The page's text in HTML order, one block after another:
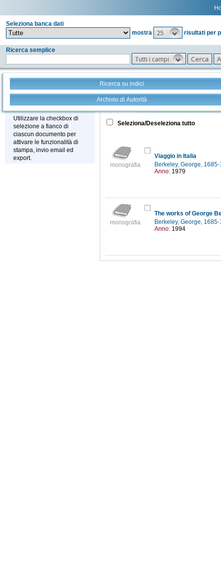
Seleziona banca dati
mostra
25 risultati per
Ricerca semplice
Tutti i campi
Ricerca su indici
Archivio di Autorità
Stampa - Email - Export
Utilizzare la checkbox di
selezione a fianco di
ciascun documento per
attivare le funzionalità di
stampa, invio email ed
export.
Tutto +
Seleziona/Deseleziona tutto
monografia
Viaggio in Italia
Berkeley, George,
Anno: 1979
monografia
The works of George
Berkeley, George,
Anno: 1994